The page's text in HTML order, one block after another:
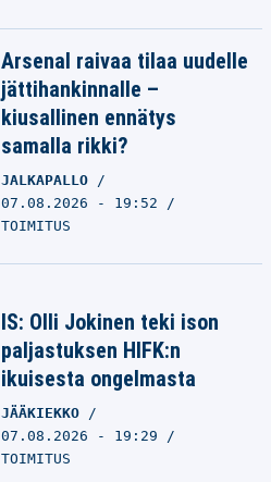
Arsenal raivaa tilaa uudelle
jättihankinnalle –
kiusallinen ennätys
samalla rikki?
JALKAPALLO
07.08.2026 - 19:52
TOIMITUS
IS: Olli Jokinen teki ison
paljastuksen HIFK:n
ikuisesta ongelmasta
JÄÄKIEKKO
07.08.2026 - 19:29
TOIMITUS